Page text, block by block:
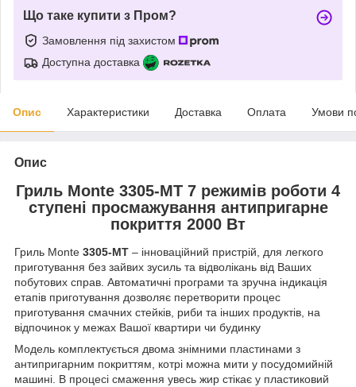
Що таке купити з Пром?
Замовлення під захистом
Доступна доставка
Опис Характеристики Доставка Оплата Умови
Опис
Гриль Monte 3305-MT 7 режимів роботи 4
ступені просмажування антипригарне
покриття 2000 Вт
Гриль Monte 3305-MT – інноваційний пристрій, для легкого
приготування без зайвих зусиль та відволікань від Ваших
побутових справ. Автоматичні програми та зручна індикація
етапів приготування дозволяє перетворити процес
приготування смачних стейків, риби та інших продуктів, на
відпочинок у межах Вашої квартири чи будинку
Модель комплектується двома знімними пластинами з
антипригарним покриттям, котрі можна мити у посудомийній
машині. В процесі смаження увесь жир стікає у пластиковий